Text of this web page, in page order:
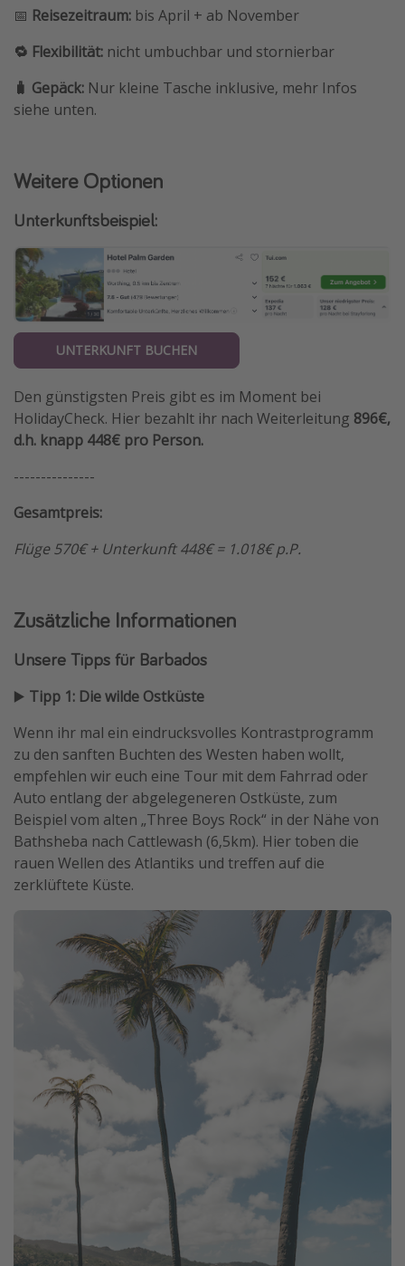
📅 Reisezeitraum: bis April + ab November
🔁 Flexibilität: nicht umbuchbar und stornierbar
🧳 Gepäck: Nur kleine Tasche inklusive, mehr Infos
siehe unten.
Weitere Optionen
Unterkunftsbeispiel:
UNTERKUNFT BUCHEN
Den günstigsten Preis gibt es im Moment bei
HolidayCheck. Hier bezahlt ihr nach Weiterleitung 896€,
d.h. knapp 448€ pro Person.
---------------
Gesamtpreis:
Flüge 570€ + Unterkunft 448€ = 1.018€ p.P.
Zusätzliche Informationen
Unsere Tipps für Barbados
▶️ Tipp 1: Die wilde Ostküste
Wenn ihr mal ein eindrucksvolles Kontrastprogramm
zu den sanften Buchten des Westen haben wollt,
empfehlen wir euch eine Tour mit dem Fahrrad oder
Auto entlang der abgelegeneren Ostküste, zum
Beispiel vom alten „Three Boys Rock“ in der Nähe von
Bathsheba nach Cattlewash (6,5km). Hier toben die
rauen Wellen des Atlantiks und treffen auf die
zerklüftete Küste.